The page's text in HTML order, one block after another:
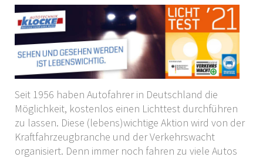
Seit 1956 haben Autofahrer in Deutschland die
Möglichkeit, kostenlos einen Lichttest durchführen
zu lassen. Diese (lebens)wichtige Aktion wird von der
Kraftfahrzeugbranche und der Verkehrswacht
organisiert. Denn immer noch fahren zu viele Autos